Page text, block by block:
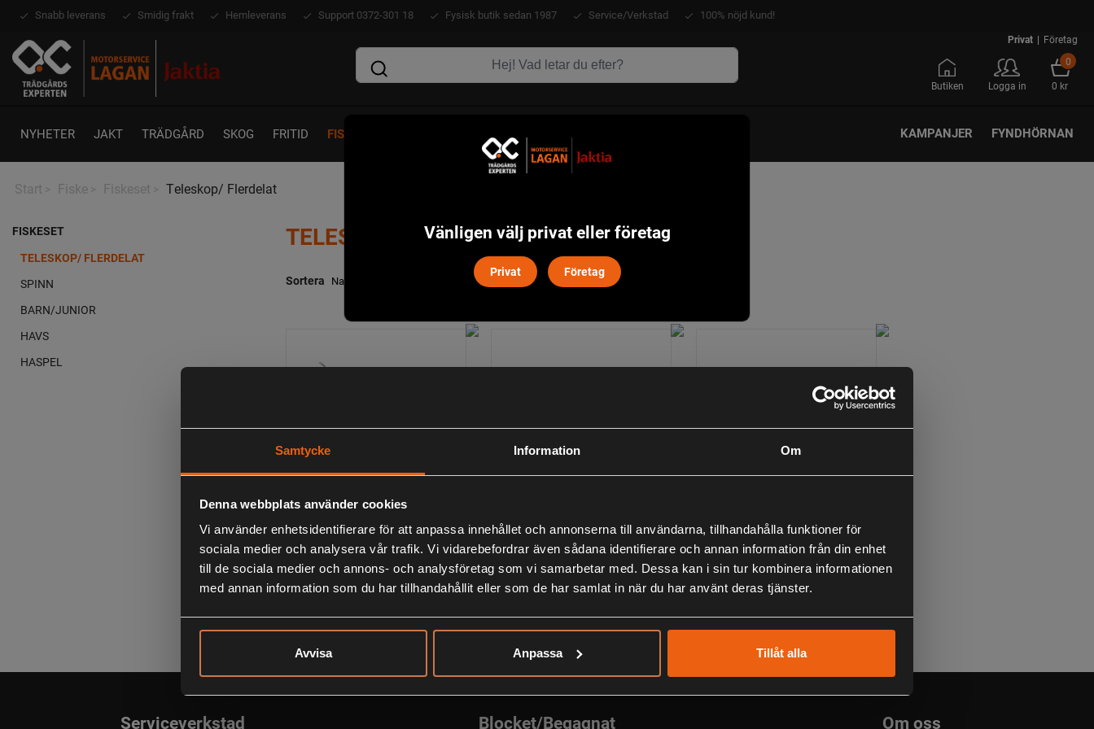
Samtycke Information Om
Denna webbplats använder cookies
Vi använder enhetsidentifierare för att anpassa innehållet och annonserna till användarna, tillhandahålla funktioner för
sociala medier och analysera vår trafik. Vi vidarebefordrar även sådana identifierare och annan information från din enhet
till de sociala medier och annons- och analysföretag som vi samarbetar med. Dessa kan i sin tur kombinera informationen
med annan information som du har tillhandahållit eller som de har samlat in när du har använt deras tjänster.
Avvisa Anpassa Tillåt alla
Snabb leverans Smidig frakt Hemleverans Support 0372-301 18 Fysisk butik sedan 1987 Service/Verkstad 100% nöjd kund!
Privat | Företag
Butiken Logga in
0
0 kr
NYHETER JAKT TRÄDGÅRD SKOG FRITID FISKE KAMPANJER FYNDHÖRNAN
Start > Fiske > Fiskeset > Teleskop/ Flerdelat
FISKESET
TELESKOP/ FLERDELAT
SPINN
BARN/JUNIOR
HAVS
HASPEL
TELESKOP/ FLERDELAT
Sortera Återställ filter
DAIWA NINJA
7-28G
1 299:-
inklusive moms
183CM 5-20G
699:-
inklusive moms
5-25G
699:-
inklusive moms
Serviceverkstad Blocket/Begagnat Om oss
Vänligen välj privat eller företag
Privat Företag